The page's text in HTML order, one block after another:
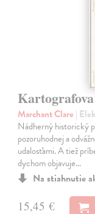
Marchant Clare |
Nádherný historický
pozoruhodnej a
udalosťami. A tiež
dychom objavuje…
Na stiahnutie
15,45 €